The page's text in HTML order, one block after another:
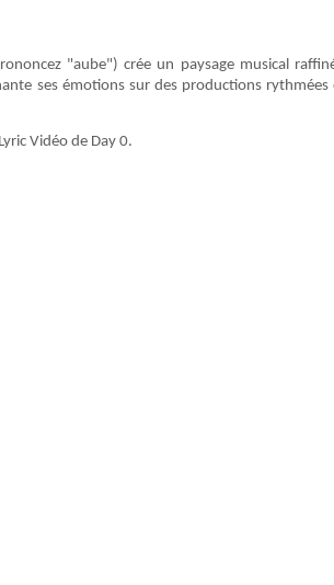
"aube") crée un paysage musical
ses émotions sur des productions
Vidéo de Day 0.